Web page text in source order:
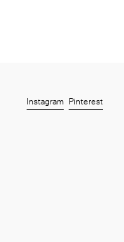
Instagram Pinterest